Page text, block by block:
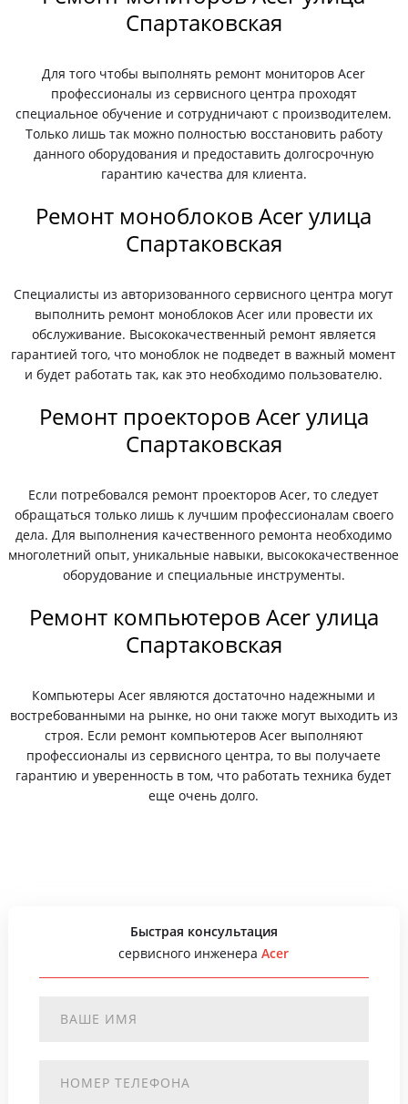
Спартаковская
Для того чтобы выполнять ремонт мониторов Acer
профессионалы из сервисного центра проходят
специальное обучение и сотрудничают с производителем.
Только лишь так можно полностью восстановить работу
данного оборудования и предоставить долгосрочную
гарантию качества для клиента.
Ремонт моноблоков Acer улица
Спартаковская
Специалисты из авторизованного сервисного центра могут
выполнить ремонт моноблоков Acer или провести их
обслуживание. Высококачественный ремонт является
гарантией того, что моноблок не подведет в важный момент
и будет работать так, как это необходимо пользователю.
Ремонт проекторов Acer улица
Спартаковская
Если потребовался ремонт проекторов Acer, то следует
обращаться только лишь к лучшим профессионалам своего
дела. Для выполнения качественного ремонта необходимо
многолетний опыт, уникальные навыки, высококачественное
оборудование и специальные инструменты.
Ремонт компьютеров Acer улица
Спартаковская
Компьютеры Acer являются достаточно надежными и
востребованными на рынке, но они также могут выходить из
строя. Если ремонт компьютеров Acer выполняют
профессионалы из сервисного центра, то вы получаете
гарантию и уверенность в том, что работать техника будет
еще очень долго.
Быстрая консультация
сервисного инженераAcer